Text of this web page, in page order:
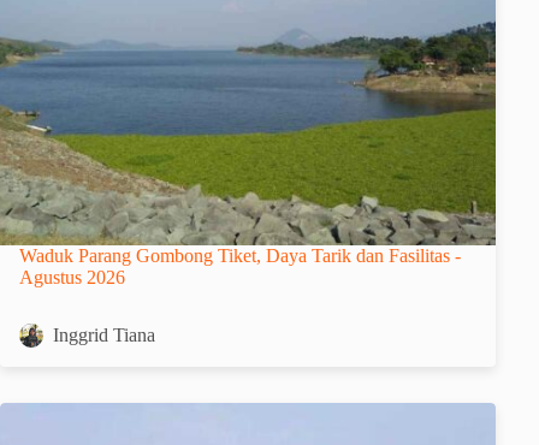
Waduk Parang Gombong Tiket, Daya Tarik dan Fasilitas -
Agustus 2026
Inggrid Tiana